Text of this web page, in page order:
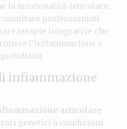
la funzionalità articolare.
professionisti
terapie integrative che
l’infiammazione e
infiammazione
articolare
genetici a condizioni